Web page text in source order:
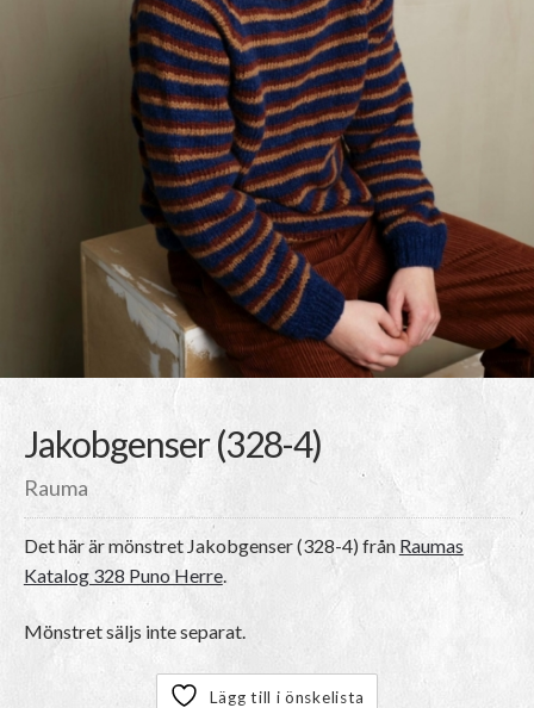
Jakobgenser (328-4)
Rauma
Det här är mönstret Jakobgenser (328-4)från Raumas
Katalog 328 Puno Herre.
Mönstret säljs inte separat.
Lägg till i önskelista